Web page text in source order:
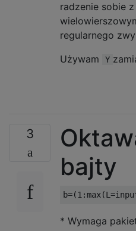
radzenie sobie
regularnego
Używam
Y
3
bajty
b=(1 :max(L =
* Wymaga